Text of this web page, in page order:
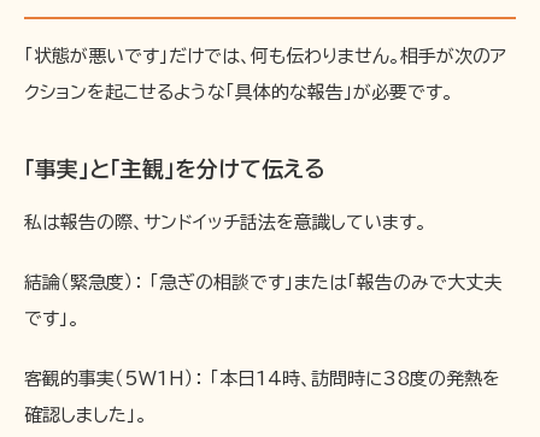
「状態が悪いです」だけでは、何も伝わりません。相手が次のア
クションを起こせるような「具体的な報告」が必要です。
「事実」と「主観」を分けて伝える
私は報告の際、サンドイッチ話法を意識しています。
結論（緊急度）： 「急ぎの相談です」または「報告のみで大丈夫
です」。
客観的事実（5W1H）： 「本日14時、訪問時に38度の発熱を
確認しました」。